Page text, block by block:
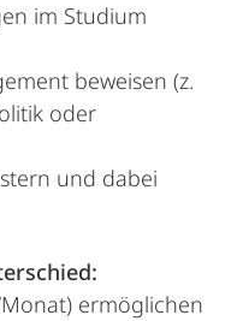
im Studium
beweisen (z.
oder
und dabei
ermöglichen